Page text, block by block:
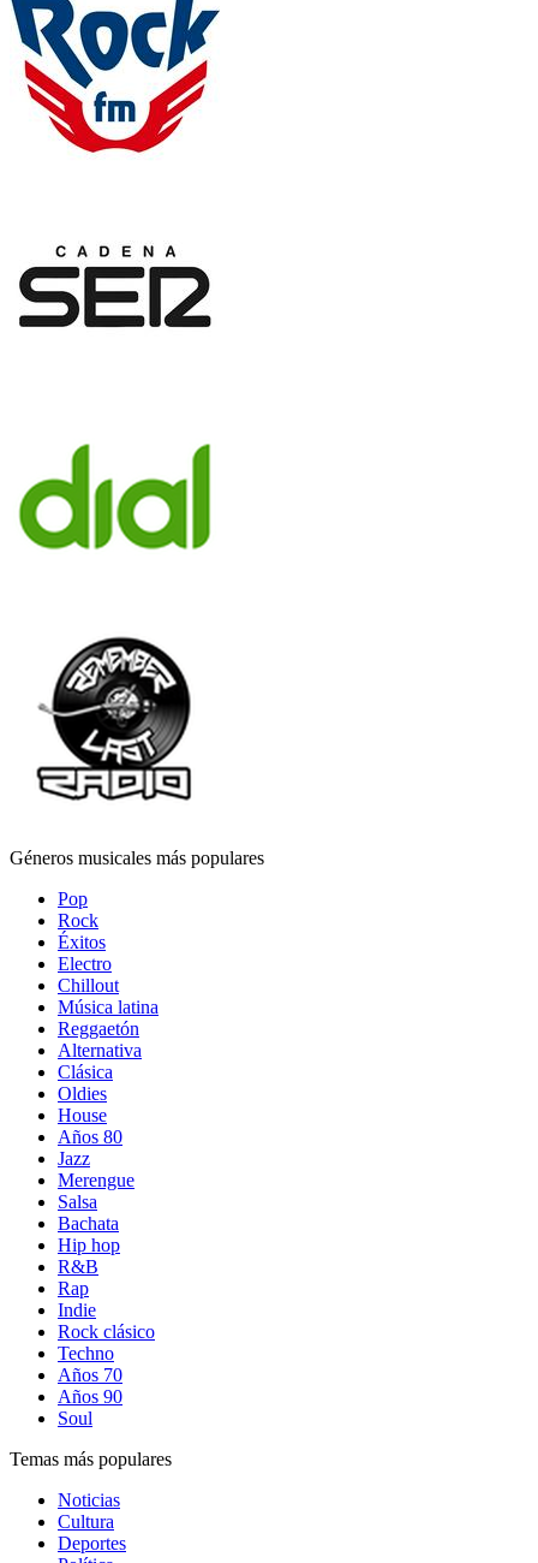
Géneros musicales más populares
Pop
Rock
Éxitos
Electro
Chillout
Música latina
Reggaetón
Alternativa
Clásica
Oldies
House
Años 80
Jazz
Merengue
Salsa
Bachata
Hip hop
R&B
Rap
Indie
Rock clásico
Techno
Años 70
Años 90
Soul
Temas más populares
Noticias
Cultura
Deportes